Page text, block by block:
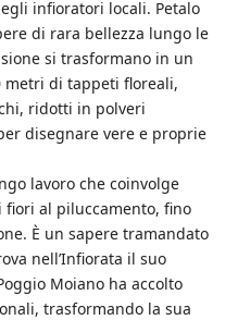
infioratori locali. Petalo
di rara bellezza lungo le
si trasformano in un
metri di tappeti floreali,
ridotti in polveri
disegnare vere e proprie
lavoro che coinvolge
al piluccamento, fino
È un sapere tramandato
nell’Infiorata il suo
Moiano ha accolto
trasformando la sua